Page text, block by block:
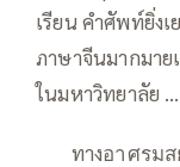
เรียน คำศัพท์ยิ่ง
ภาษาจีนมากมาย
ในมหาวิทยาลัย …
ทางอาศรม